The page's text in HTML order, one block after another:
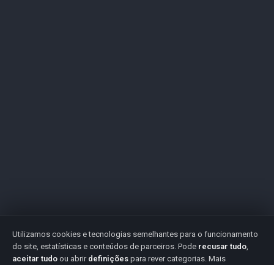
Utilizamos cookies e tecnologias semelhantes para o funcionamento
do site, estatísticas e conteúdos de parceiros. Pode recusar tudo,
aceitar tudo ou abrir definições para rever categorias. Mais